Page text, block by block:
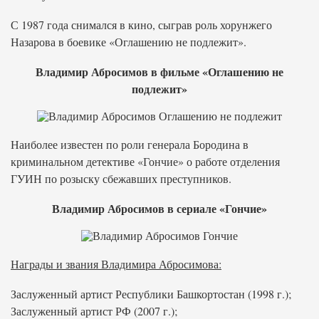
С 1987 года снимался в кино, сыграв роль хорунжего
Назарова в боевике «Оглашению не подлежит».
Владимир Абросимов в фильме «Оглашению не
подлежит»
Наиболее известен по роли генерала Бородина в
криминальном детективе «Гончие» о работе отделения
ГУИН по розыску сбежавших преступников.
Владимир Абросимов в сериале «Гончие»
Награды и звания Владимира Абросимова:
Заслуженный артист Республики Башкортостан (1998 г.);
Заслуженный артист РФ (2007 г.);